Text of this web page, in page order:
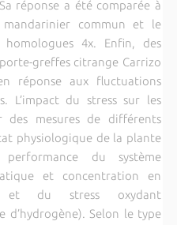
réponse a été comparée à
commun et le
4x. Enfin, des
greffes citrange Carrizo
réponse aux fluctuations
L’impact du stress sur les
des mesures de différents
physiologique de la plante
du système
et concentration en
et du stress oxydant
d’hydrogène). Selon le type